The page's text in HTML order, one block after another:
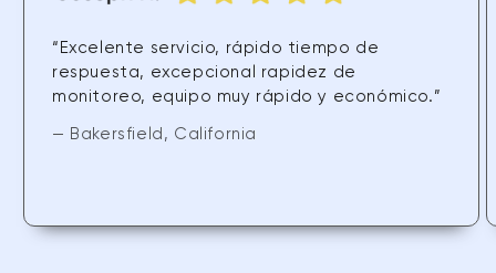
“Excelente servicio, rápido tiempo de
respuesta, excepcional rapidez de
monitoreo, equipo muy rápido y económico.”
— Bakersfield, California